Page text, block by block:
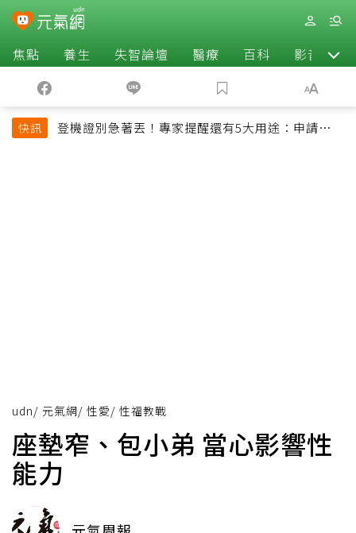
焦點 養生 失智論壇 醫療 百科 影音
快訊
登機證別急著丟！專家提醒還有5大用途：申請理
udn/ 元氣網/ 性愛/ 性福教戰
座墊窄、包小弟 當心影響性
能力